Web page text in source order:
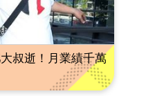
叔逝！月業績千萬